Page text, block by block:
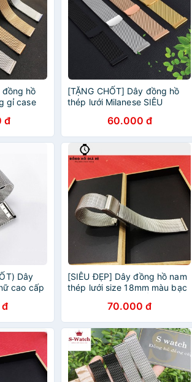
đồng hồ
gỉ case
đ
[TẶNG CHỐT] Dây đồng hồ
thép lưới Milanese SIÊU
60.000 đ
Dây
cao cấp
[SIÊU ĐẸP] Dây đồng hồ nam
thép lưới size 18mm màu bạc
70.000 đ